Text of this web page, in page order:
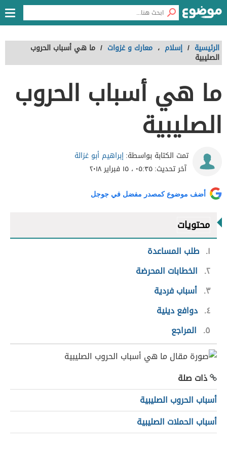
الرئيسية / إسلام ، معارك و غزوات / ما هي أسباب الحروب
الصليبية
ما هي أسباب الحروب
الصليبية
تمت الكتابة بواسطة:إبراهيم أبو غزالة
آخر تحديث:٠٥:٣٥ ، ١٥ فبراير ٢٠١٨
أضف موضوع كمصدر مفضل في جوجل
محتويات
١ طلب المساعدة
٢ الخطابات المحرضة
٣ أسباب فردية
٤ دوافع دينية
٥
المراجع
ذات صلة
أسباب الحروب الصليبية
أسباب الحملات الصليبية